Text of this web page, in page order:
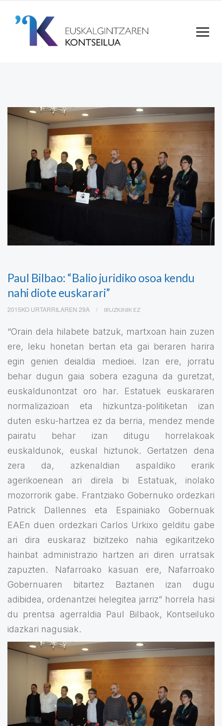
Paul Bilbao: “Balio juridiko osoa kendu
nahi diote euskarari”
2015KO URTARRILAREN 29A IRUZKINIK EZ
“Orain dela hilabete batzuk, martxoan hain zuzen
ere, leku honetan bertan eta gai beraren harira
egin genien deialdia medioei. Izan ere, jorratu
behar dugun gaia sobera ezaguna da guretzat,
euskaldunontzat oro har. Estatuek euskararen
normalizazioan eta hizkuntza-politiketan izan
duten esku-hartzea ez da berria, mendez mende
pairatu behar izan ditugu horrelakoak
euskaldunok, euskal hiztunok. Gertatzen dena
zera da, azkenaldian aspaldiko erarik
agerikoenean ari direla bi Estatuak, inolako
mozorrorik gabe. Frantziako Gobernuko ordezkari
Patrick Dallennes eta Espainiako Gobernuak
EAEn duen ordezkari Carlos Urkixo gelditu gabe
ari dira euskaraz bizitzeko nahia egikaritzeko
hainbat administrazio hartzen ari diren urratsak
zapuzten. Nafarroako kasuan ere, Nafarroako
Gobernuaren bitartez Baztanen izan dugu
adibidea, ordenantzei helegitea jarriz” horrela hasi
du prentsa agerraldia Paul Bilbaok, Kontseiluko
idazkari nagusiak.